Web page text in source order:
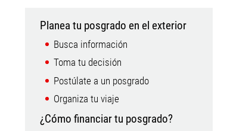
Menú
Asesoría
Planea tu posgrado en el exterior
Busca información
Toma tu decisión
Postúlate a un posgrado
Organiza tu viaje
¿Cómo financiar tu posgrado?